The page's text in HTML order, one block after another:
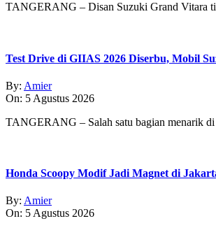
TANGERANG – Disan Suzuki Grand Vitara
Test Drive di GIIAS 2026 Diserbu, Mobil
By: Amier
On: 5 Agustus 2026
TANGERANG – Salah satu bagian menarik
Honda Scoopy Modif Jadi Magnet di
By: Amier
On: 5 Agustus 2026